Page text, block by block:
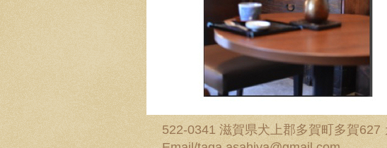
522-0341 滋賀県犬上郡多賀町多賀